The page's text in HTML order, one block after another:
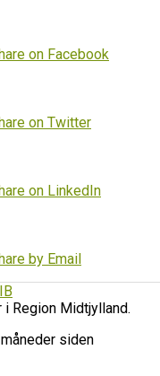
on Facebook
on Twitter
on LinkedIn
by Email
i Region Midtjylland.
siden